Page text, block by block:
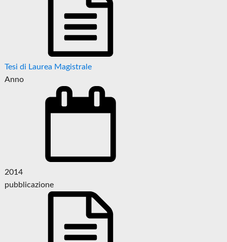
Tesi di Laurea Magistrale
Anno
2014
pubblicazione